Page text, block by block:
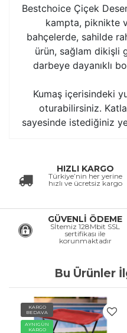
Bestchoice Çiçek
kampta, piknikte
bahçelerde, sahilde
ürün, sağlam dikişli
darbeye dayanıklı
Kumaş içerisindeki
oturabilirsiniz.
sayesinde istediğiniz
HIZLI KARGO
Türkiye’nin her yerine
hızlı ve ücretsiz kargo
GÜVENLİ ÖDEME
Sİtemiz 128Mbit SSL
sertifikası ile
korunmaktadır
Bu Ürünler
KARGO
BEDAVA
AYNIGÜN
KARGO